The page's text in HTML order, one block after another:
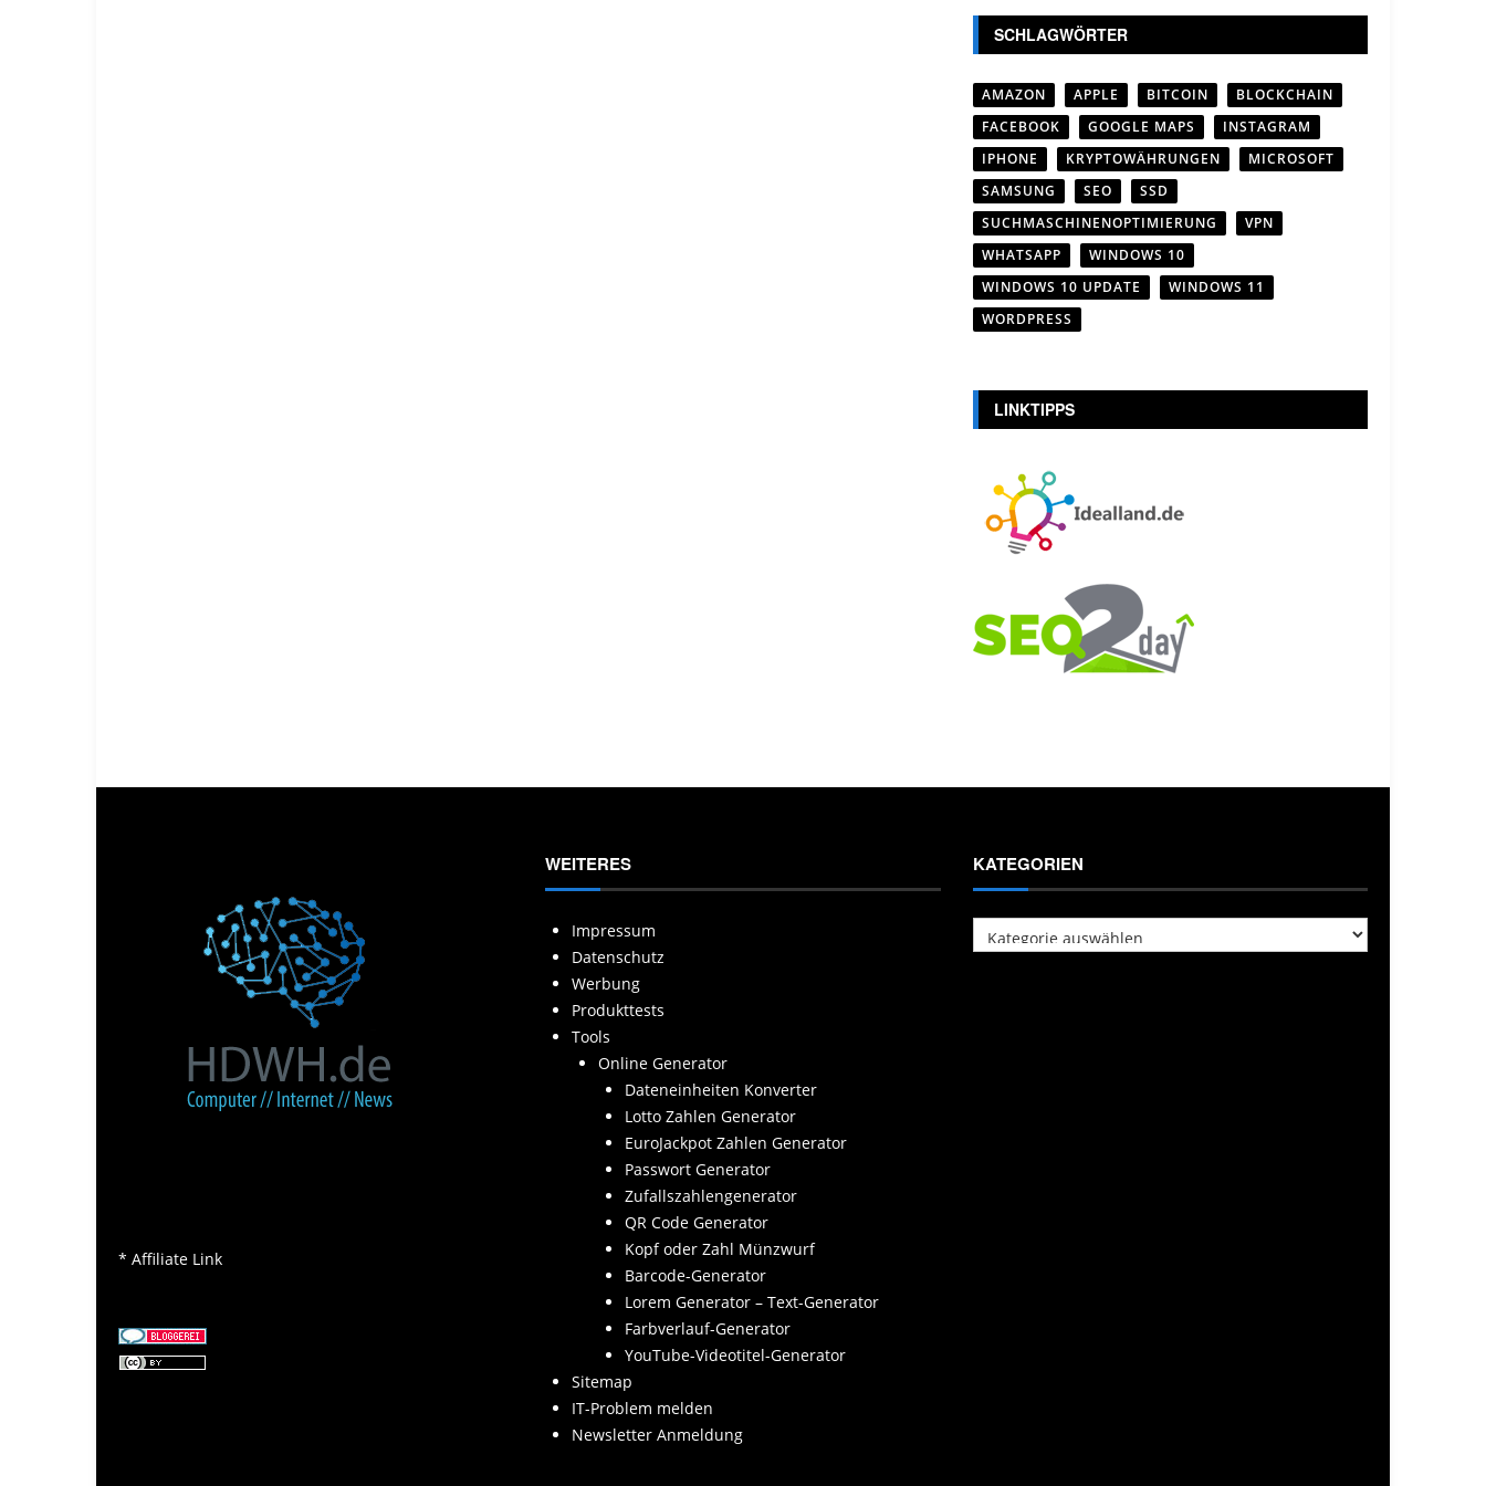
SCHLAGWÖRTER
AMAZON APPLE BITCOIN
BLOCKCHAIN
FACEBOOK
GOOGLE MAPS
INSTAGRAM
IPHONE
KRYPTOWÄHRUNGEN
MICROSOFT
SAMSUNG
SEO
SSD
SUCHMASCHINENOPTIMIERUNG
VPN
WHATSAPP
WINDOWS 10
WINDOWS 10 UPDATE
WINDOWS 11
WORDPRESS
LINKTIPPS
* Affiliate Link
WEITERES
Impressum
Datenschutz
Werbung
Produkttests
Tools
Online Generator
Dateneinheiten Konverter
Lotto Zahlen Generator
EuroJackpot Zahlen Generator
Passwort Generator
Zufallszahlengenerator
QR Code Generator
Kopf oder Zahl Münzwurf
Barcode-Generator
Lorem Generator – Text-Generator
Farbverlauf-Generator
YouTube-Videotitel-Generator
Sitemap
IT-Problem melden
Newsletter Anmeldung
KATEGORIEN
Kategorien